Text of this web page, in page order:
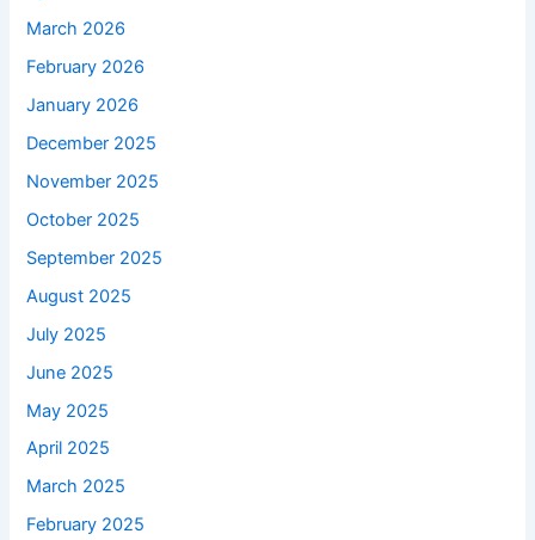
March 2026
February 2026
January 2026
December 2025
November 2025
October 2025
September 2025
August 2025
July 2025
June 2025
May 2025
April 2025
March 2025
February 2025